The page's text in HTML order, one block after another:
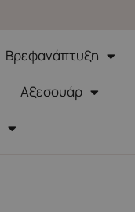
Βρεφανάπτυξη
Αξεσουάρ